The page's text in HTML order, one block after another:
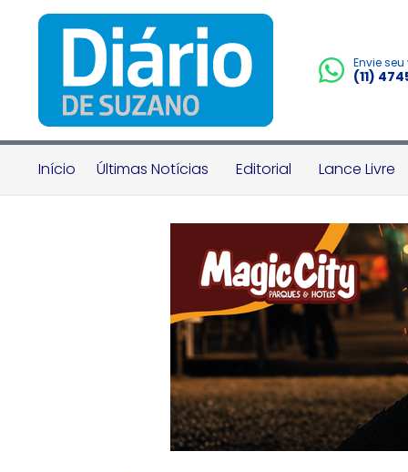
Envie
(11)
Início Últimas Notícias Editorial Lance Livre